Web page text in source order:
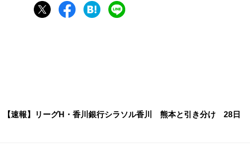
【速報】リーグH・香川銀行シラソル香川 熊本と引き分け 28日